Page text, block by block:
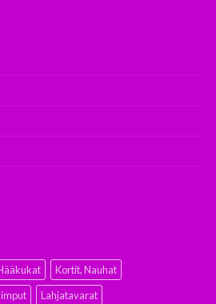
Kortit, Nauhat
Lahjatavarat